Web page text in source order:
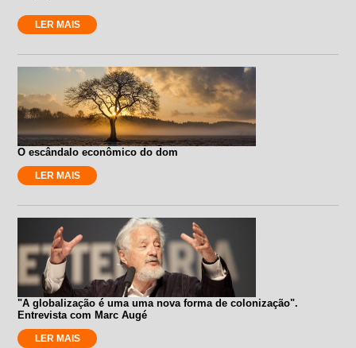
LER MAIS
O escândalo econômico do dom
LER MAIS
"A globalização é uma uma nova forma de colonização".
Entrevista com Marc Augé
LER MAIS